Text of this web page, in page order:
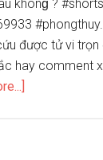
khônɡ ? #shortѕ
được tử vi
hay comment